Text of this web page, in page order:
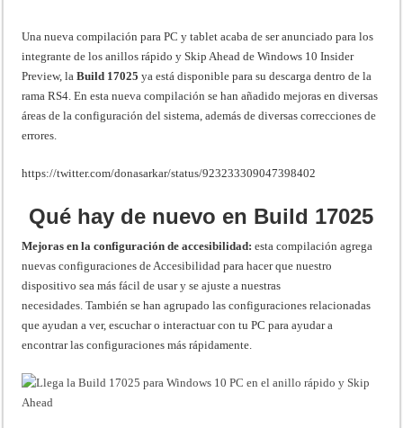
Una nueva compilación para PC y tablet acaba de ser anunciado para los
integrante de los anillos rápido y Skip Ahead de Windows 10 Insider
Preview, laBuild 17025 ya está disponible para su descarga dentro de la
rama RS4. En esta nueva compilación se han añadido mejoras en diversas
áreas de la configuración del sistema, además de diversas correcciones de
errores.
https://twitter.com/donasarkar/status/923233309047398402
Qué hay de nuevo en Build 17025
Mejoras en la configuración de accesibilidad: esta compilación agrega
nuevas configuraciones de Accesibilidad para hacer que nuestro
dispositivo sea más fácil de usar y se ajuste a nuestras
necesidades. También se han agrupado las configuraciones relacionadas
que ayudan a ver, escuchar o interactuar con tu PC para ayudar a
encontrar las configuraciones más rápidamente.